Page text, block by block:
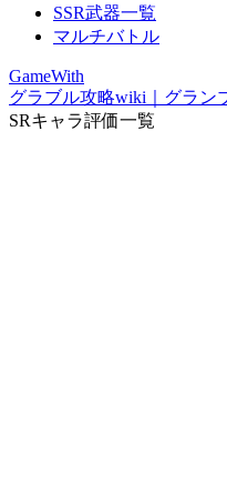
SSR武器一覧
マルチバトル
GameWith
グラブル攻略wiki｜グラン
SRキャラ評価一覧